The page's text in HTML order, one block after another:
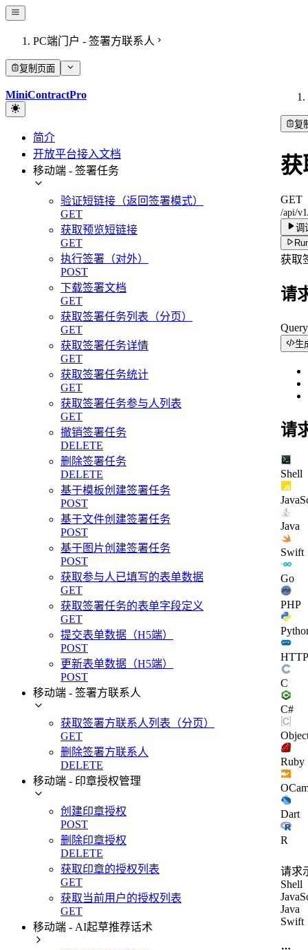
PC端门户 - 签署方联系人
复制页面
MiniContractPro
简介
开放平台接入文档
移动端 - 签署任务
验证短链接（返回签署模式）
GET
获取预览短链接
GET
执行签署（对外）
POST
下载签署文档
GET
获取签署任务列表（分页）
GET
获取签署任务详情
GET
获取签署任务统计
GET
获取签署任务参与人列表
GET
撤销签署任务
DELETE
删除签署任务
DELETE
基于模板创建签署任务
POST
基于文件创建签署任务
POST
基于图片创建签署任务
POST
获取参与人已填写的表单数据
GET
获取签署任务的表单字段定义
GET
提交表单数据（H5端）
POST
更新表单数据（H5端）
POST
移动端 - 签署方联系人
获取签署方联系人列表（分页）
GET
删除签署方联系人
DELETE
移动端 - 印章授权管理
创建印章授权
POST
删除印章授权
DELETE
获取印章的授权列表
GET
获取当前用户的授权列表
GET
移动端 - AI起草推荐话术
复
获
GET
/api/
调
获取
请
生
请
Shell
Java
Swift
Go
PHP
HTTP
C
C#
Ruby
Dart
R
请求
Shell
Java
Swift